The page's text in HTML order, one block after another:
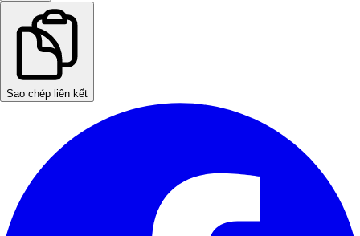
Sao chép liên kết